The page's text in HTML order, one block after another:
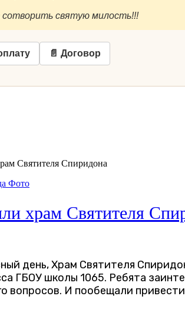
сотворить святую милость!!!
📄 Договор
Святителя Спиридона
Фото
храм Святителя
ГБОУ школы 1065. Ребята
вопросов. И пообещали